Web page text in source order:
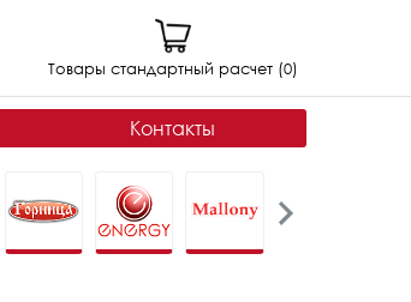
Товары стандартный расчет (0)
Контакты